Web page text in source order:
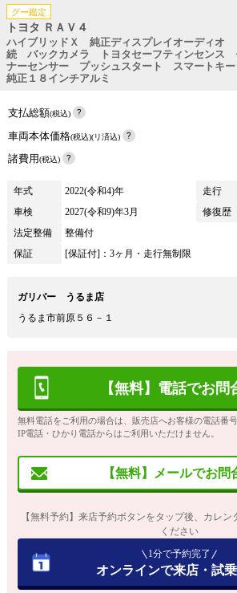
グー鑑定
トヨタ ＲＡＶ４
ハイブリッドＸ 純正ディスプレイオーディオ
続 バックカメラ トヨタセーフティンセンス
ナーセンサー プッシュスタート スマートキ
純正１８インチアルミ
支払総額(税込)
車両本体価格(税込)(リ済込)
諸費用(税込)
年式 2022(令和4)年 走行
車検
2027(令和9)年3月 修復歴
法定整備
整備付
保証
[保証付]：3ヶ月・走行無制限
ガリバー うるま店
うるま市前原５６－１
【無料】電話でお問
無料電話をご利用の場合は、販売店へお客様の電話番号
IP電話・ひかり電話からはご利用いただけません。
【無料】メールでお問
【無料予約】来店予約ボタンをタップ後、カレ
ください
1分で予約完了
オンラインで来店・試